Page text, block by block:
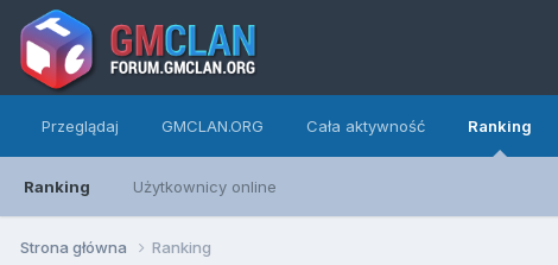
Przeglądaj GMCLAN.ORG Cała aktywność Ranking
Ranking Użytkownicy online
Strona główna Ranking